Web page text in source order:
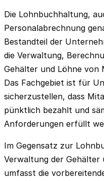
Die Lohnbuchhaltung,
Personalabrechnung
Bestandteil der
die Verwaltung,
Gehälter und Löhne
Das Fachgebiet ist für
sicherzustellen, dass
pünktlich bezahlt und
Anforderungen erfüllt
Im Gegensatz zur
Verwaltung der
umfasst die